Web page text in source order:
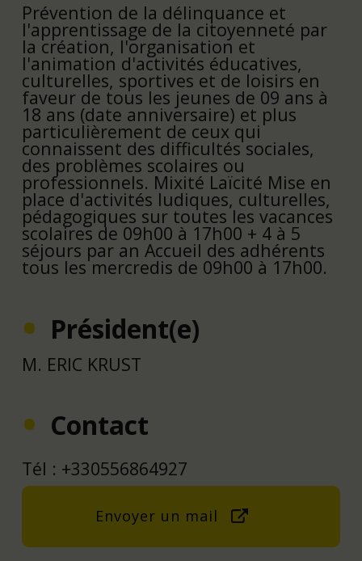
Prévention de la délinquance et
l'apprentissage de la citoyenneté par
la création, l'organisation et
l'animation d'activités éducatives,
culturelles, sportives et de loisirs en
faveur de tous les jeunes de 09 ans à
18 ans (date anniversaire) et plus
particulièrement de ceux qui
connaissent des difficultés sociales,
des problèmes scolaires ou
professionnels. Mixité Laïcité Mise en
place d'activités ludiques, culturelles,
pédagogiques sur toutes les vacances
scolaires de 09h00 à 17h00 + 4 à 5
séjours par an Accueil des adhérents
tous les mercredis de 09h00 à 17h00.
Président(e)
M. ERIC KRUST
Contact
Tél : +330556864927
Envoyer un mail